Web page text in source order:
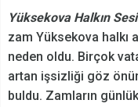
Yüksekova Halkın
zam Yüksekova halkı
neden oldu. Birçok
artan işsizliği göz
buldu. Zamların günlük